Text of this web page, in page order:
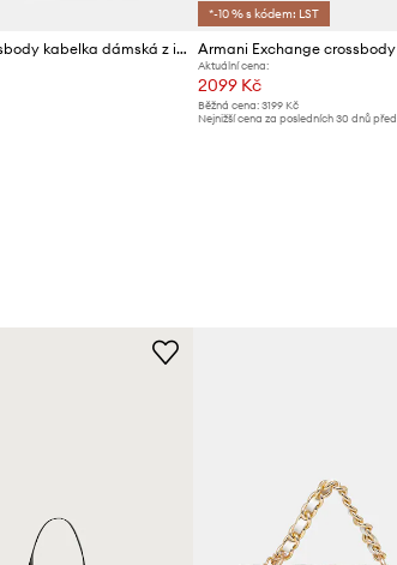
Liu Jo crossbody kabelka dámská z imitace kůže
*-10 % s kódem: LST
Aktuální cena:
2099 Kč
Běžná cena: 3199 Kč
Nejnižší cena za posledních 30 dnů